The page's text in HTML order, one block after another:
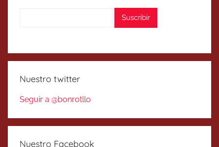
Nuestro twitter
Seguir a @bonrotllo
Nuestro Facebook